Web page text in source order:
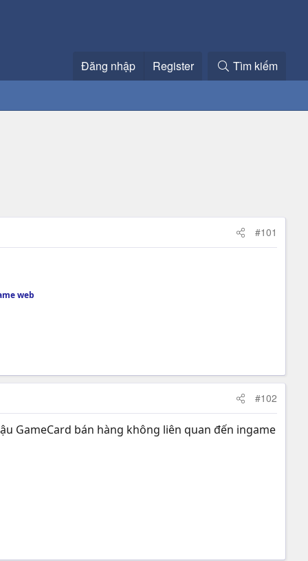
Đăng nhập Register Tìm kiếm
#101
web
#102
GameCard bán hàng không liên quan đến ingame